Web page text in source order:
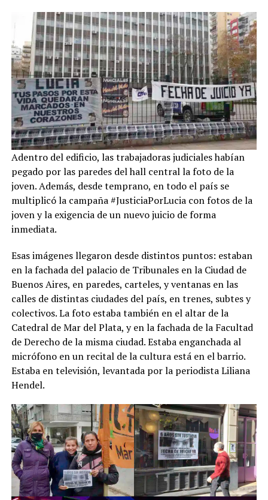
Adentro del edificio, las trabajadoras judiciales habían
pegado por las paredes del hall central la foto de la
joven. Además, desde temprano, en todo el país se
multiplicó la campaña #JusticiaPorLucia con fotos de la
joven y la exigencia de un nuevo juicio de forma
inmediata.
Esas imágenes llegaron desde distintos puntos: estaban
en la fachada del palacio de Tribunales en la Ciudad de
Buenos Aires, en paredes, carteles, y ventanas en las
calles de distintas ciudades del país, en trenes, subtes y
colectivos. La foto estaba también en el altar de la
Catedral de Mar del Plata, y en la fachada de la Facultad
de Derecho de la misma ciudad. Estaba enganchada al
micrófono en un recital de la cultura está en el barrio.
Estaba en televisión, levantada por la periodista Liliana
Hendel.